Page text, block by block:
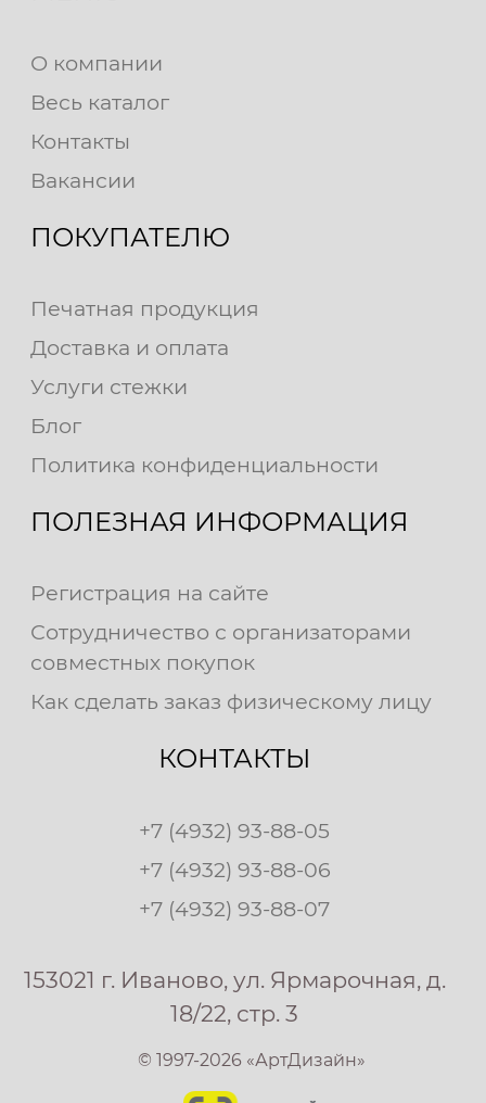
О компании
Весь каталог
Контакты
Вакансии
ПОКУПАТЕЛЮ
Печатная продукция
Доставка и оплата
Услуги стежки
Блог
Политика конфиденциальности
ПОЛЕЗНАЯ ИНФОРМАЦИЯ
Регистрация на сайте
Сотрудничество с организаторами
совместных покупок
Как сделать заказ физическому лицу
КОНТАКТЫ
+7 (4932) 93-88-05
+7 (4932) 93-88-06
+7 (4932) 93-88-07
153021 г. Иваново, ул. Ярмарочная, д.
18/22, стр. 3
© 1997-2026 «АртДизайн»